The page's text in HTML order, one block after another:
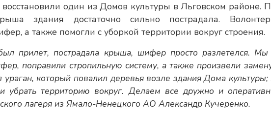
один из Домов культуры в Льговском районе.
здания достаточно сильно пострадала.
а также помогли с уборкой территории вокруг строения.
прилет, пострадала крыша, шифер просто разлетелся. Мы
поправили стропильную систему, а также произвели
который повалил деревья возле здания Дома
убрать территорию вокруг. Делаем все дружно и
лагеря из Ямало-Ненецкого АО Александр Кучеренко.